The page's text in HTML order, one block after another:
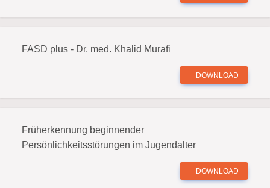
FASD plus - Dr. med. Khalid Murafi
DOWNLOAD
Früherkennung beginnender
Persönlichkeitsstörungen im Jugendalter
DOWNLOAD